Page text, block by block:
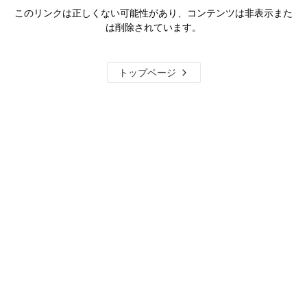
このリンクは正しくない可能性があり、コンテンツは非表示また
は削除されています。
トップページ